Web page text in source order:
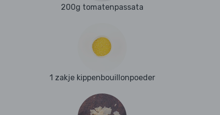
200g tomatenpassata
1 zakje kippenbouillonpoeder